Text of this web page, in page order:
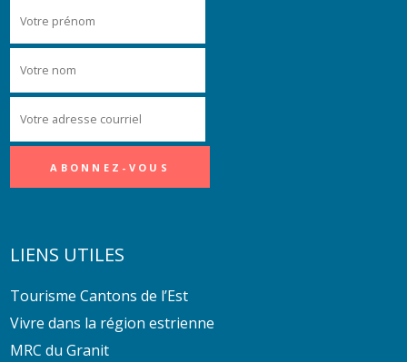
LIENS UTILES
Tourisme Cantons de l’Est
Vivre dans la région estrienne
MRC du Granit